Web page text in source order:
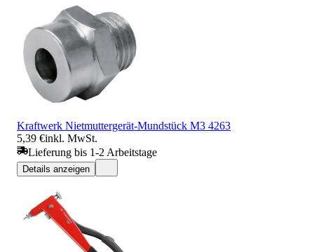
Kraftwerk Nietmuttergerät-Mundstück M3 4263
5,39 €inkl. MwSt.
Lieferung bis 1-2 Arbeitstage
Details anzeigen